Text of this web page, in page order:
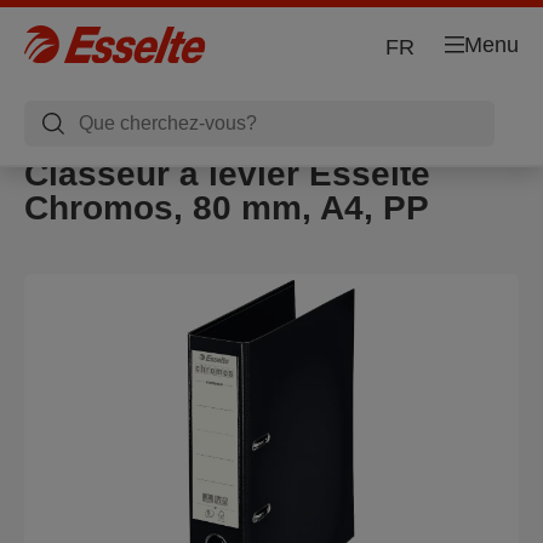
Menu
FR
Classeur à levier Esselte
Chromos, 80 mm, A4, PP